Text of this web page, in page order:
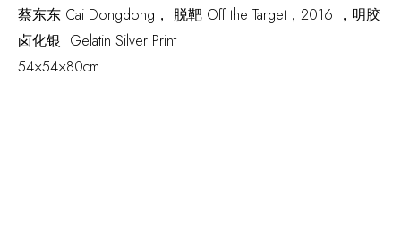
蔡东东 Cai Dongdong， 脱靶 Off the Target，2016 ，明胶
卤化银 Gelatin Silver Print
54×54×80cm